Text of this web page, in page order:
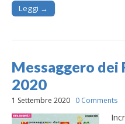
Leggi →
Messaggero dei
2020
1 Settembre 2020 0 Comments